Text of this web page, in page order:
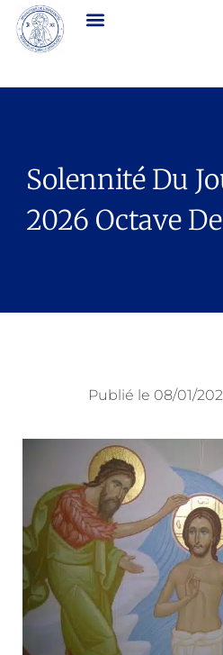
Solennité Du
2026 Octave
Publié le 08/01/